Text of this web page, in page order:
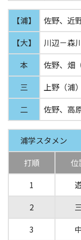
【浦】
佐野、近
【大】
川辺－森
本
佐野、畑
三
上野（浦）
二
佐野、高
浦学スタメン
打順
位
1
2
三
3